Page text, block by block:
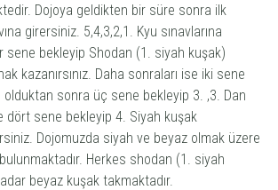
Dojoya geldikten bir süre sonra ilk
girersiniz. 5,4,3,2,1. Kyu sınavlarına
sene bekleyip Shodan (1. siyah kuşak)
kazanırsınız. Daha sonraları ise iki sene
olduktan sonra üç sene bekleyip 3. ,3. Dan
dört sene bekleyip 4. Siyah kuşak
Dojomuzda siyah ve beyaz olmak üzere
Herkes shodan (1. siyah
beyaz kuşak takmaktadır.